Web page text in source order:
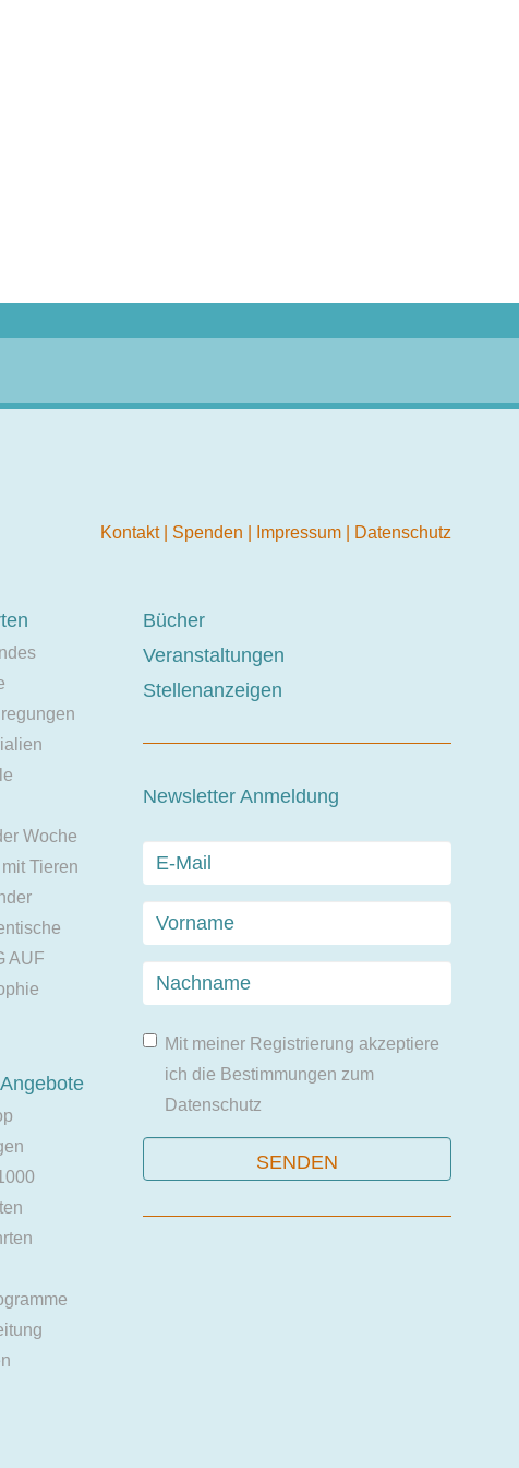
Kontakt Spenden Impressum Datenschutz
Woche
mit Tieren
AUF
Bücher
Veranstaltungen
Stellenanzeigen
Newsletter Anmeldung
Mit meiner Registrierung akzeptiere
ich die Bestimmungen zum
Datenschutz